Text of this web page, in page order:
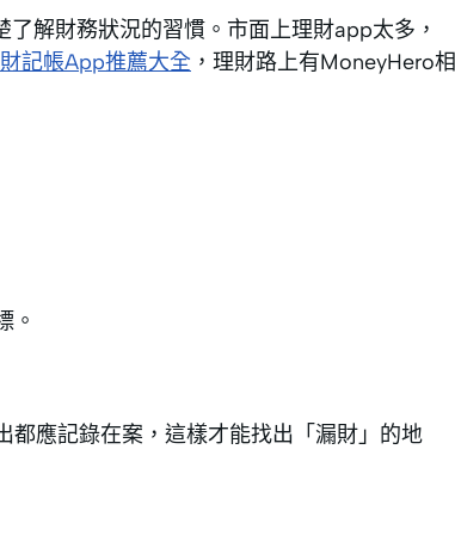
解財務狀況的習慣。市面上理財app太多，
記帳App推薦大全 ，理財路上有MoneyHero相
。
都應記錄在案，這樣才能找出「漏財」的地